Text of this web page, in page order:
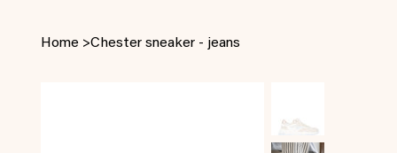
Home >Chester sneaker - jeans